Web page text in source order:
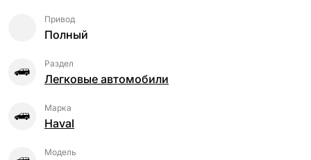
Привод
Полный
Раздел
Легковые автомобили
Марка
Haval
Модель